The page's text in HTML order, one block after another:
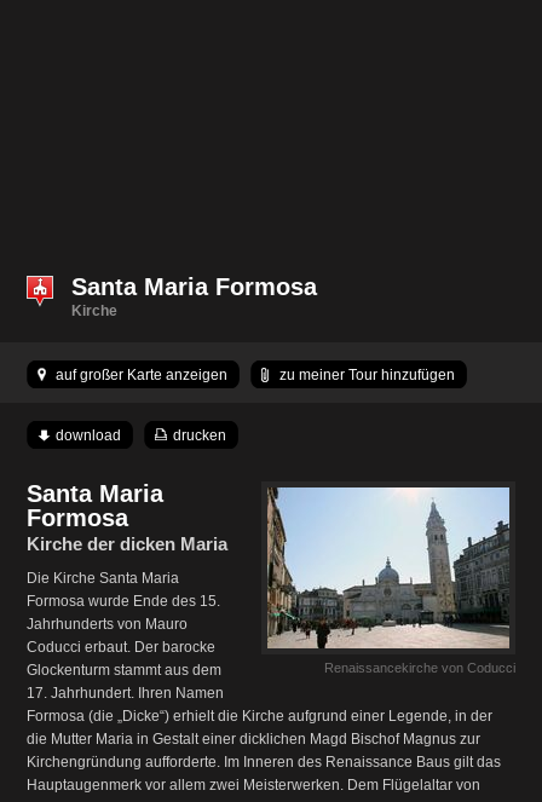
Santa Maria Formosa
Kirche
auf großer Karte anzeigen zu meiner Tour hinzufügen
download drucken
Renaissancekirche von Coducci
Santa Maria
Formosa
Kirche der dicken Maria
Die Kirche Santa Maria
Formosa wurde Ende des 15.
Jahrhunderts von Mauro
Coducci erbaut. Der barocke
Glockenturm stammt aus dem
17. Jahrhundert. Ihren Namen
Formosa (die „Dicke“) erhielt die Kirche aufgrund einer Legende, in der
die Mutter Maria in Gestalt einer dicklichen Magd Bischof Magnus zur
Kirchengründung aufforderte. Im Inneren des Renaissance Baus gilt das
Hauptaugenmerk vor allem zwei Meisterwerken. Dem Flügelaltar von